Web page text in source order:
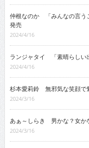
仲根なのか 「みんなの言う
発売
2024/4/16
ランジャタイ 「素晴らしい
2024/4/16
杉本愛莉鈴 無邪気な笑顔で
2024/3/16
あぁ～しらき 男かな？女か
2024/3/16